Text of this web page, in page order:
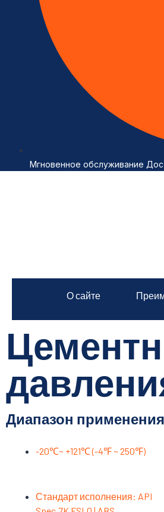
Мгновенное обслуживание
О сайте
Диапазон применения
-20℃~ +121℃ (-4℉ ~ 250℉)
Стандарт исполнения: API